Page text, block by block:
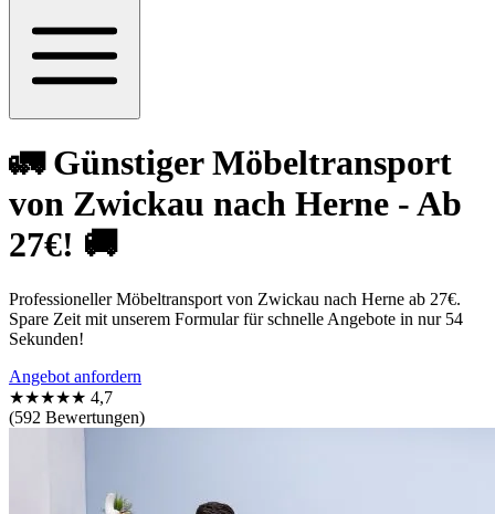
🚛 Günstiger Möbeltransport
von Zwickau nach Herne - Ab
27€! 🚚
Professioneller Möbeltransport von Zwickau nach Herne ab 27€.
Spare Zeit mit unserem Formular für schnelle Angebote in nur 54
Sekunden!
Angebot anfordern
★★★★★ 4,7
(592 Bewertungen)